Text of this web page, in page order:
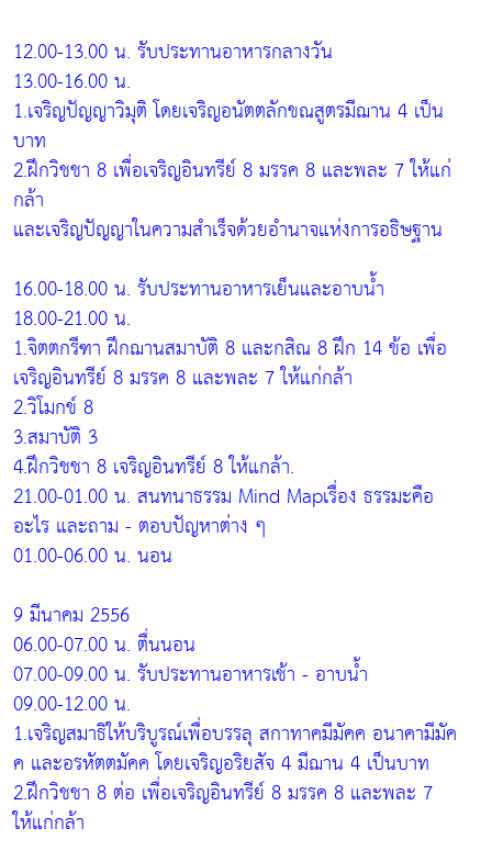
12.00-13.00 น. รับประทานอาหารกลางวัน
13.00-16.00 น.
1.เจริญปัญญาวิมุติ โดยเจริญอนัตตลักขณสูตรมีฌาน 4 เป็น
บาท
2.ฝึกวิชชา 8 เพื่อเจริญอินทรีย์ 8 มรรค 8 และพละ 7 ให้แก่
กล้า
และเจริญปัญญาในความสำเร็จด้วยอำนาจแห่งการอธิษฐาน
16.00-18.00 น. รับประทานอาหารเย็นและอาบน้ำ
18.00-21.00 น.
1.จิตตกรีฑา ฝึกฌานสมาบัติ 8 และกสิณ 8 ฝึก 14 ข้อ เพื่อ
เจริญอินทรีย์ 8 มรรค 8 และพละ 7 ให้แก่กล้า
2.วิโมกข์ 8
3.สมาบัติ 3
4.ฝึกวิชชา 8 เจริญอินทรีย์ 8 ให้แกล้า.
21.00-01.00 น. สนทนาธรรม Mind Mapเรื่อง ธรรมะคือ
อะไร และถาม - ตอบปัญหาต่าง ๆ
01.00-06.00 น. นอน
9 มีนาคม 2556
06.00-07.00 น. ตื่นนอน
07.00-09.00 น. รับประทานอาหารเช้า - อาบน้ำ
09.00-12.00 น.
1.เจริญสมาธิให้บริบูรณ์เพื่อบรรลุ สกาทาคมีมัคค อนาคามีมัค
ค และอรหัตตมัคค โดยเจริญอริยสัจ 4 มีฌาน 4 เป็นบาท
2.ฝึกวิชชา 8 ต่อ เพื่อเจริญอินทรีย์ 8 มรรค 8 และพละ 7
ให้แก่กล้า